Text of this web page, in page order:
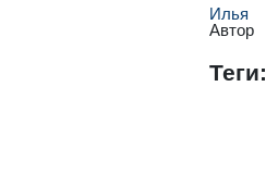
Илья
Автор
Теги: